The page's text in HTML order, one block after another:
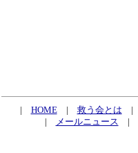
| HOME| 救う会とは |
|
メールニュース |